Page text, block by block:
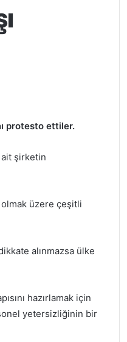
protesto ettiler.
ait şirketin
olmak üzere çeşitli
alınmazsa ülke
hazırlamak için
yetersizliğinin bir